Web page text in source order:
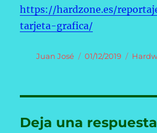
https://hardzone.es/
tarjeta-grafica/
Autor
Juan José
Publicado
01/12/2019
Deja una respuesta